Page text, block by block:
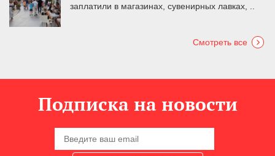
заплатили в магазинах, сувенирных лавках, ..
Смотреть все
Подписка на новости